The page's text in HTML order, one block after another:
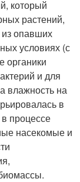
который
растений,
из опавших
условиях (с
органики
и для
влажность на
в
процессе
насекомые и